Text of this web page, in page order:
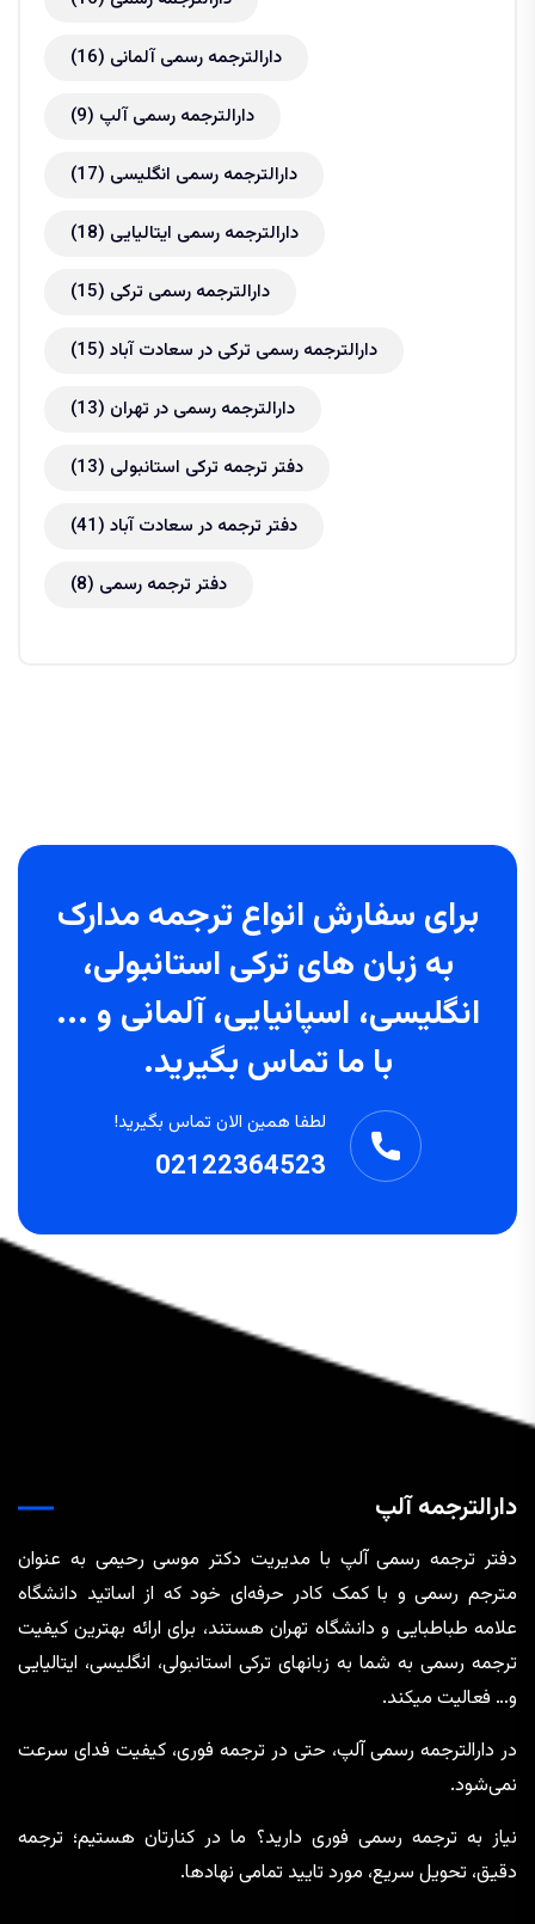
دارالترجمه رسمی آلمانی (16)
دارالترجمه رسمی آلپ (9)
دارالترجمه رسمی انگلیسی (17)
دارالترجمه رسمی ایتالیایی (18)
دارالترجمه رسمی ترکی (15)
دارالترجمه رسمی ترکی در سعادت آباد (15)
دارالترجمه رسمی در تهران (13)
دفتر ترجمه ترکی استانبولی (13)
دفتر ترجمه در سعادت آباد (41)
دفتر ترجمه رسمی (8)
برای سفارش انواع ترجمه مدارک
به زبان های ترکی استانبولی،
انگلیسی، اسپانیایی، آلمانی و ...
با ما تماس بگیرید.
لطفا همین الان تماس بگیرید!
02122364523
دارالترجمه آلپ
دفتر ترجمه رسمی آلپ با مدیریت دکتر موسی رحیمی به عنوان
مترجم رسمی و با کمک کادر حرفه‌ای خود که از اساتید دانشگاه
علامه طباطبایی و دانشگاه تهران هستند، برای ارائه بهترین کیفیت
ترجمه رسمی به شما به زبانهای ترکی استانبولی، انگلیسی، ایتالیایی
و… فعالیت میکند.
در دارالترجمه رسمی آلپ، حتی در ترجمه‌ فوری، کیفیت فدای سرعت
نمی‌شود.
نیاز به ترجمه رسمی فوری دارید؟ ما در کنارتان هستیم؛ ترجمه
دقیق، تحویل سریع، مورد تایید تمامی نهادها.